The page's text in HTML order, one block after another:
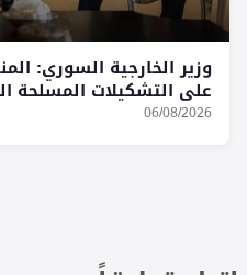
وزير الخارجية السوري:
على التشكيلات المسلحة
06/08/2026